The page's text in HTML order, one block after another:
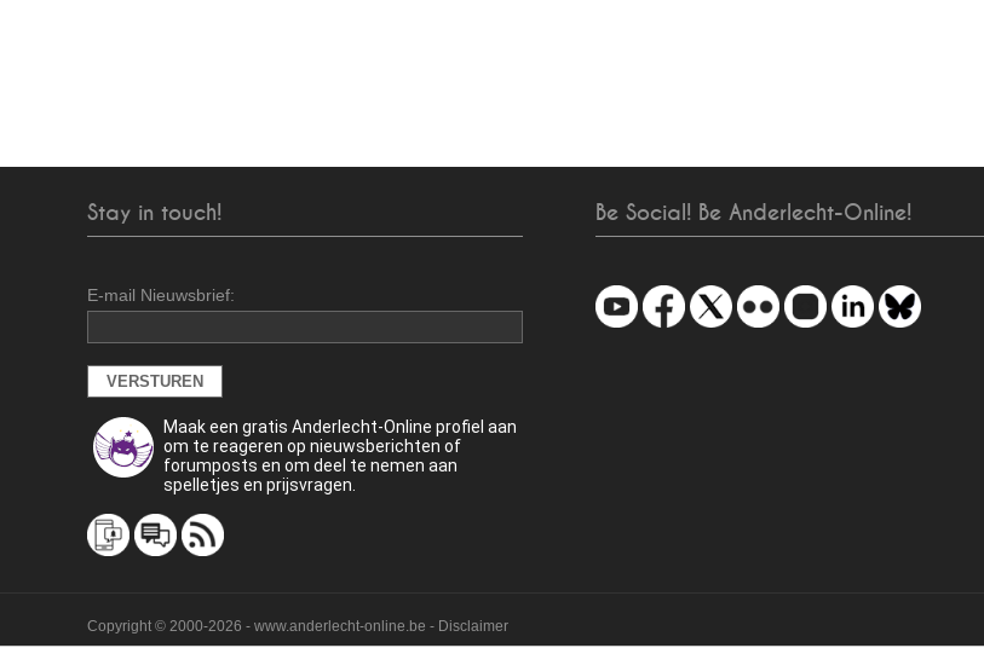
Stay in touch!
E-mail Nieuwsbrief:
Maak een gratis Anderlecht-Online profiel aan
om te reageren op nieuwsberichten of
forumposts en om deel te nemen aan
spelletjes en prijsvragen.
Be Social! Be Anderlecht-Online!
Copyright © 2000-2026 - www.anderlecht-online.be - Disclaimer